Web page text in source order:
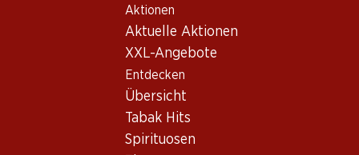
Aktionen
Aktuelle Aktionen
XXL-Angebote
Entdecken
Übersicht
Tabak Hits
Spirituosen
Wein/Champagner
Bordeaux
Bio Château Fonroque Saint-Emiilion AOC